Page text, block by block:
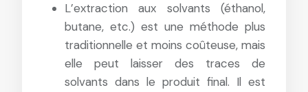
L’extraction aux solvants (éthanol,
butane, etc.) est une méthode plus
traditionnelle et moins coûteuse, mais
elle peut laisser des traces de
solvants dans le produit final. Il est